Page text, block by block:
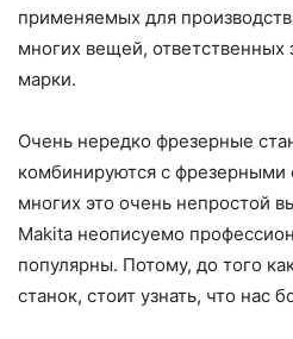
применяемых для
многих вещей, ответственных
марки.
Очень нередко фрезерные
комбинируются с фрезерными
многих это очень непростой
Makita неописуемо
популярны. Потому, до того
станок, стоит узнать, что нас